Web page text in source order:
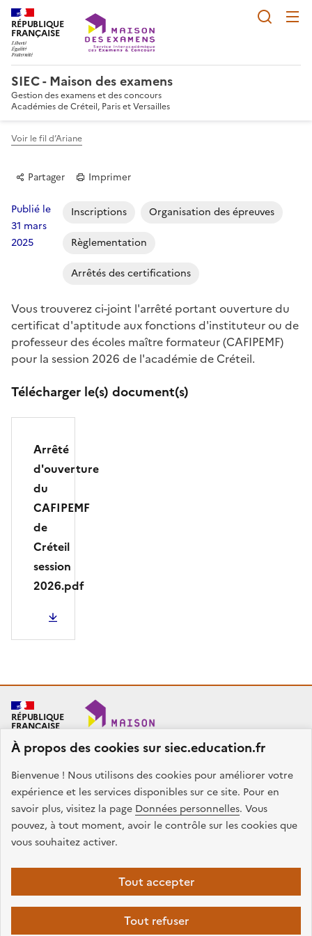
À propos des cookies sur siec.education.fr
Bienvenue ! Nous utilisons des cookies pour améliorer votre
expérience et les services disponibles sur ce site. Pour en
savoir plus, visitez la page Données personnelles. Vous
pouvez, à tout moment, avoir le contrôle sur les cookies que
vous souhaitez activer.
Tout accepter
Tout refuser
RÉPUBLIQUE
FRANÇAISE
SIEC - Maison des examens
Gestion des examens et des concours
Académies de Créteil, Paris et Versailles
Voir le fil d’Ariane
Partager Imprimer
Partager sur Facebook
Partager sur Twitter
Partager sur LinkedIn
Publié le
31 mars
2025
Inscriptions Organisation des épreuves
Règlementation
Arrêtés des certifications
Vous trouverez ci-joint l'arrêté portant ouverture du
certificat d'aptitude aux fonctions d'instituteur ou de
professeur des écoles maître formateur (CAFIPEMF)
pour la session 2026 de l'académie de Créteil.
Télécharger le(s) document(s)
Arrêté
d'ouverture
du
CAFIPEMF
de
Créteil
session
2026.pdf
PDF - 861.86 Ko
RÉPUBLIQUE
FRANÇAISE
SIEC - Maison des examens
Académies de Créteil, Paris et Versailles
7, rue Ernest Renan
94749 ARCUEIL CEDEX
Nous contacter
facebook
x instagramlinkedin
Gestion des cookies